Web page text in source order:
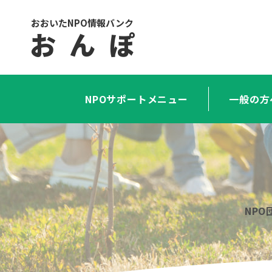
おおいたNPO情報バンク
お ん ぽ
NPOサポートメニュー 一般の
NPO